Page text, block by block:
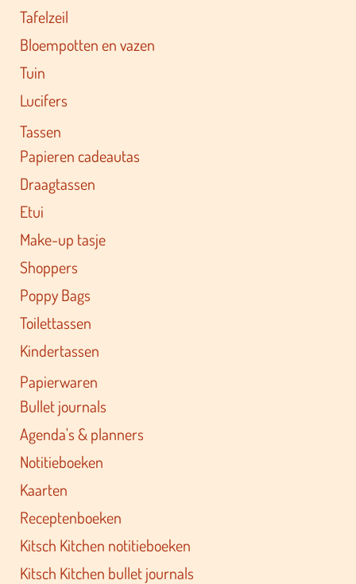
Tafelzeil
Bloempotten en vazen
Tuin
Lucifers
Tassen
Papieren cadeautas
Draagtassen
Etui
Make-up tasje
Shoppers
Poppy Bags
Toilettassen
Kindertassen
Papierwaren
Bullet journals
Agenda's & planners
Notitieboeken
Kaarten
Receptenboeken
Kitsch Kitchen notitieboeken
Kitsch Kitchen bullet journals